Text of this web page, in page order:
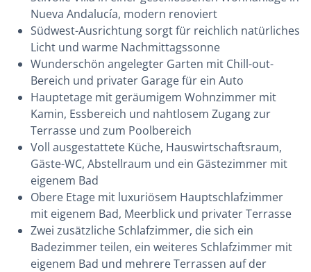
Nueva Andalucía, modern renoviert
Südwest-Ausrichtung sorgt für reichlich natürliches
Licht und warme Nachmittagssonne
Wunderschön angelegter Garten mit Chill-out-
Bereich und privater Garage für ein Auto
Hauptetage mit geräumigem Wohnzimmer mit
Kamin, Essbereich und nahtlosem Zugang zur
Terrasse und zum Poolbereich
Voll ausgestattete Küche, Hauswirtschaftsraum,
Gäste-WC, Abstellraum und ein Gästezimmer mit
eigenem Bad
Obere Etage mit luxuriösem Hauptschlafzimmer
mit eigenem Bad, Meerblick und privater Terrasse
Zwei zusätzliche Schlafzimmer, die sich ein
Badezimmer teilen, ein weiteres Schlafzimmer mit
eigenem Bad und mehrere Terrassen auf der